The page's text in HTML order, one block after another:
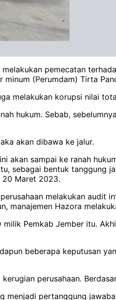
pemecatan
(Perumdam) Tirta
melakukan korupsi nilai
hukum. Sebab,
akan dibawa ke jalur.
akan sampai ke ranah
sebagai bentuk tanggung
20 Maret 2023.
melakukan audit
manajemen Hazora
Pemkab Jember itu.
beberapa keputusan
perusahaan.
pertanggung